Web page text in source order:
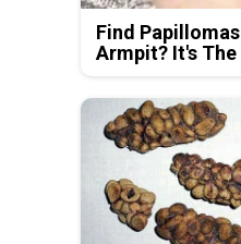
Find
Armpit? It's